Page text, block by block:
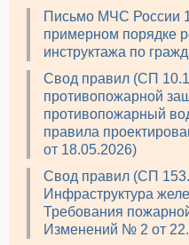
Письмо МЧС России
примерном порядке
инструктажа по
Свод правил (СП
противопожарной
противопожарный
правила
от 18.05.2026)
Свод правил (СП
Инфраструктура
Требования
Изменений № 2 от